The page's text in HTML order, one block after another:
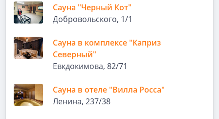
Сауна "Черный Кот"
Добровольского, 1/1
Сауна в комплексе "Каприз
Северный"
Евкдокимова, 82/71
Сауна в отеле "Вилла Росса"
Ленина, 237/38